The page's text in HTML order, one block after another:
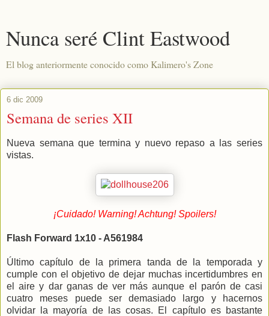
Nunca seré Clint Eastwood
El blog anteriormente conocido como Kalimero's Zone
6 dic 2009
Semana de series XII
Nueva semana que termina y nuevo repaso a las series
vistas.
¡Cuidado! Warning! Achtung! Spoilers!
Flash Forward 1x10 - A561984
Último capítulo de la primera tanda de la temporada y
cumple con el objetivo de dejar muchas incertidumbres en
el aire y dar ganas de ver más aunque el parón de casi
cuatro meses puede ser demasiado largo y hacernos
olvidar la mayoría de las cosas. El capítulo es bastante